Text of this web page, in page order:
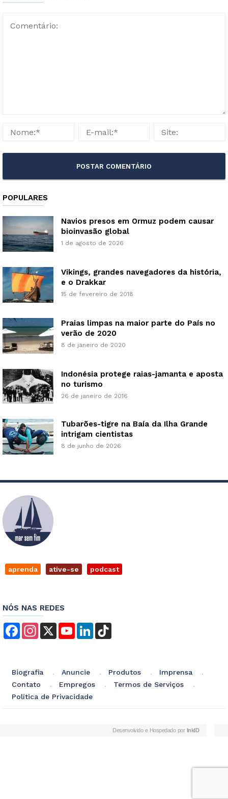
POPULARES
Navios presos em Ormuz podem causar
bioinvasão global
1 de agosto de 2026
Vikings, grandes navegadores da história,
e o Drakkar
15 de fevereiro de 2018
Praias limpas na maior parte do País no
verão de 2020
8 de janeiro de 2020
Indonésia protege raias-jamanta e aposta
no turismo
26 de janeiro de 2016
Tubarões-tigre na Baía da Ilha Grande
intrigam cientistas
8 de junho de 2026
aprenda ative-se podcast
NÓS NAS REDES
FacebookInstagram
X YouTubeLinkedIn
Biografia Anuncie Produtos
Imprensa
Contato
Empregos
Termos de Serviços
Política de Privacidade
Desenvolvido e Hospedado por InkID